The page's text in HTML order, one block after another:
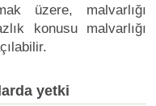
üzere, malvarlığı
konusu malvarlığı
yetki